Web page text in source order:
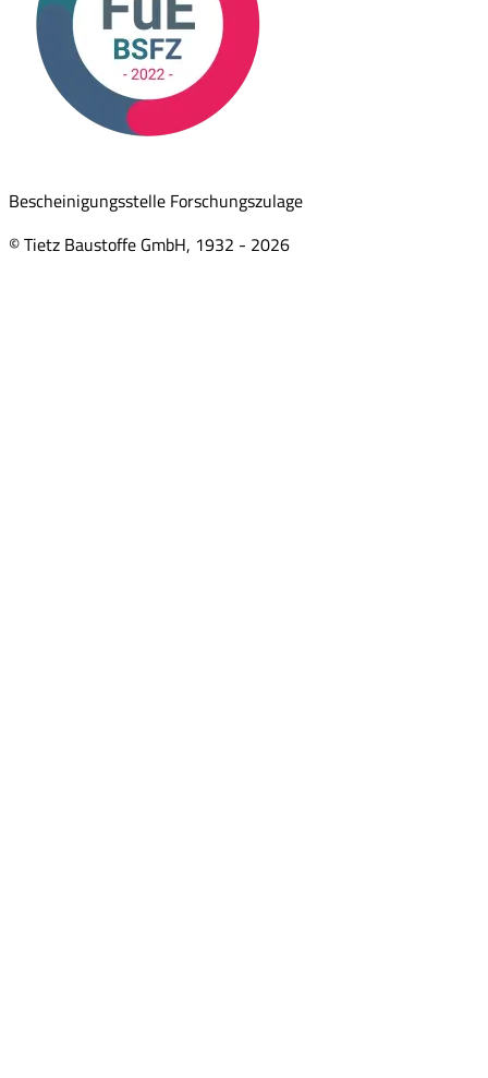
Bescheinigungsstelle Forschungszulage
© Tietz Baustoffe GmbH, 1932 - 2026